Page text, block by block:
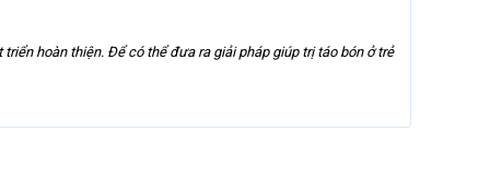
hoàn thiện. Để có thể đưa ra giải pháp giúp trị táo bón ở trẻ